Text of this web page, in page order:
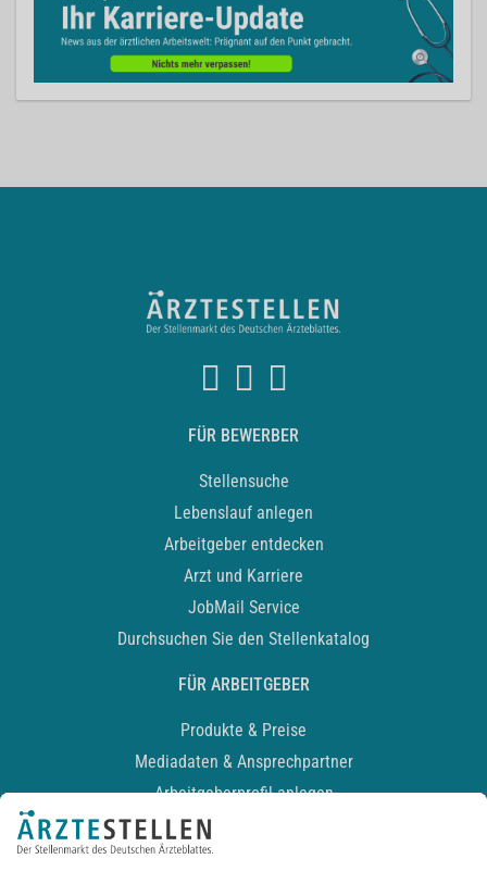
FÜR BEWERBER
Stellensuche
Lebenslauf anlegen
Arbeitgeber entdecken
Arzt und Karriere
JobMail Service
Durchsuchen Sie den Stellenkatalog
FÜR ARBEITGEBER
Produkte & Preise
Mediadaten & Ansprechpartner
Arbeitgeberprofil anlegen
Recruiting-Podcast